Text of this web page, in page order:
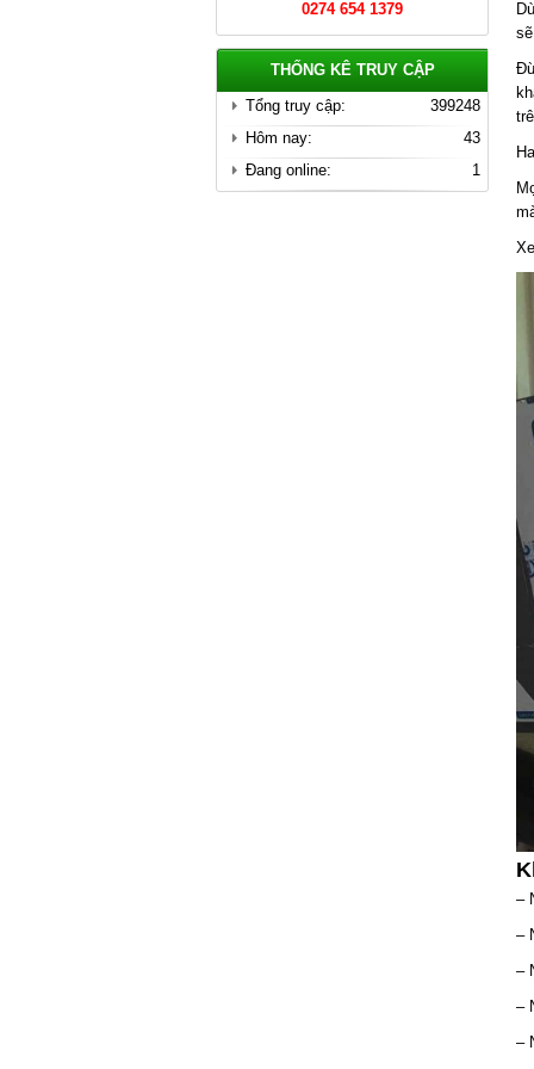
–
–
–
–
–
0274 654 1379
THỐNG KÊ TRUY CẬP
399248
Tổng truy cập:
43
Hôm nay:
1
Đang online: